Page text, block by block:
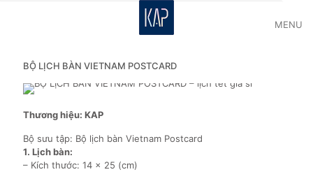
MENU
BỘ LỊCH BÀN VIETNAM POSTCARD
Thương hiệu: KAP
Bộ sưu tập: Bộ lịch bàn Vietnam Postcard
1. Lịch bàn:
– Kích thước: 14 x 25 (cm)